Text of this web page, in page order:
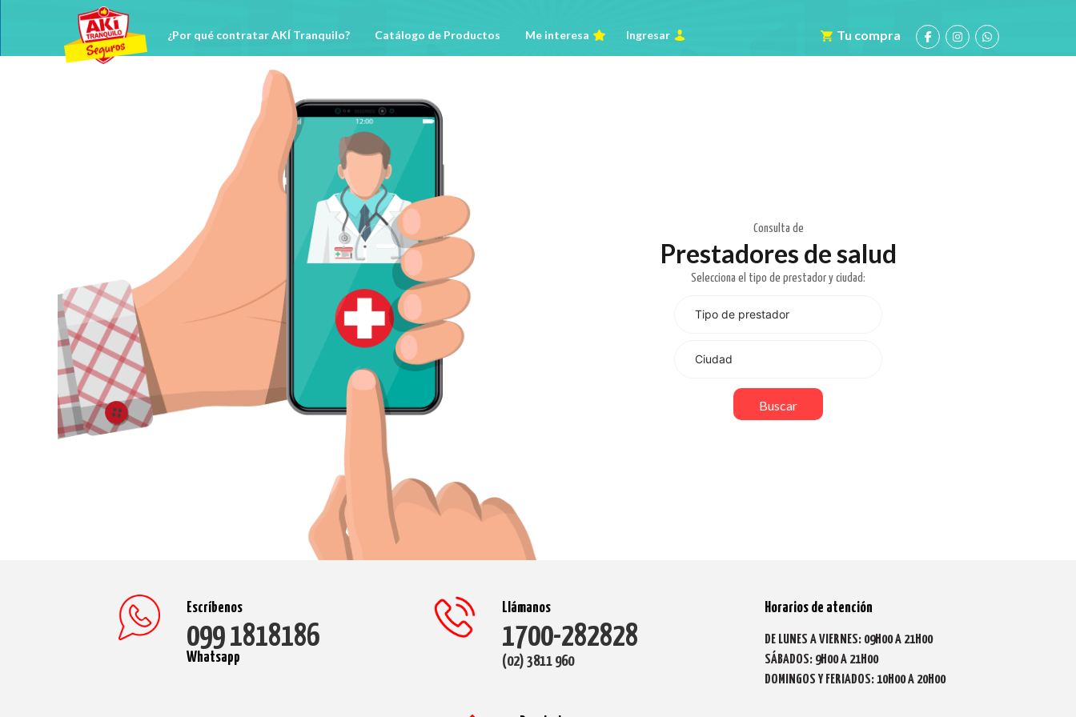
¿Por qué contratar AKÍ Tranquilo? Catálogo de Productos Me interesa Ingresar Tu compra
Consulta de
Prestadores de salud
Selecciona el tipo de prestador y ciudad:
Buscar
Escríbenos
099 1818186
Whatsapp
Llámanos
1700-282828
(02) 3811 960
Horarios de atención
DE LUNES A VIERNES: 09H00 A 21H00
SÁBADOS: 9H00 A 21H00
DOMINGOS Y FERIADOS: 10H00 A 20H00